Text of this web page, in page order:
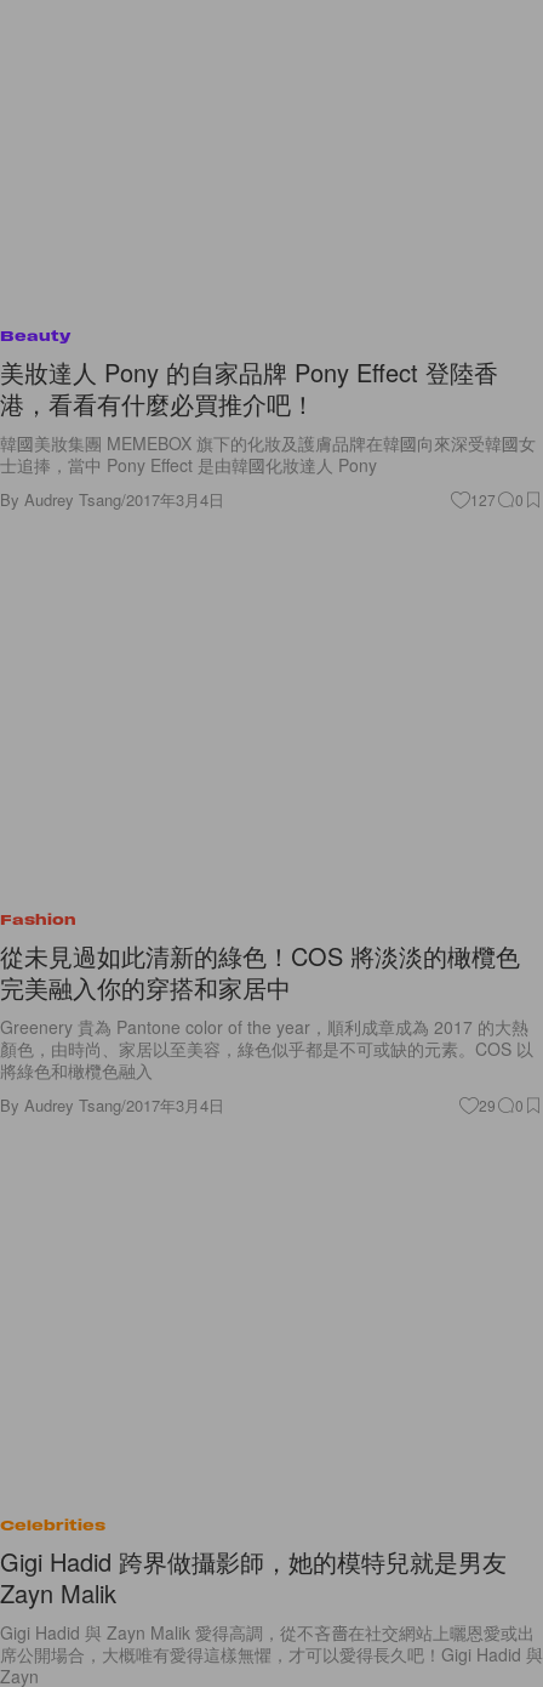
Beauty
美妝達人 Pony 的自家品牌 Pony Effect 登陸香
港，看看有什麼必買推介吧！
韓國美妝集團 MEMEBOX 旗下的化妝及護膚品牌在韓國向來深受韓國女
士追捧，當中 Pony Effect 是由韓國化妝達人 Pony
By Audrey Tsang/2017年3月4日 127 0
Fashion
從未見過如此清新的綠色！COS 將淡淡的橄欖色
完美融入你的穿搭和家居中
Greenery 貴為 Pantone color of the year，順利成章成為 2017 的大熱
顏色，由時尚、家居以至美容，綠色似乎都是不可或缺的元素。COS 以
將綠色和橄欖色融入
By Audrey Tsang/2017年3月4日 29 0
Celebrities
Gigi Hadid 跨界做攝影師，她的模特兒就是男友
Zayn Malik
Gigi Hadid 與 Zayn Malik 愛得高調，從不吝嗇在社交網站上曬恩愛或出
席公開場合，大概唯有愛得這樣無懼，才可以愛得長久吧！Gigi Hadid 與
Zayn